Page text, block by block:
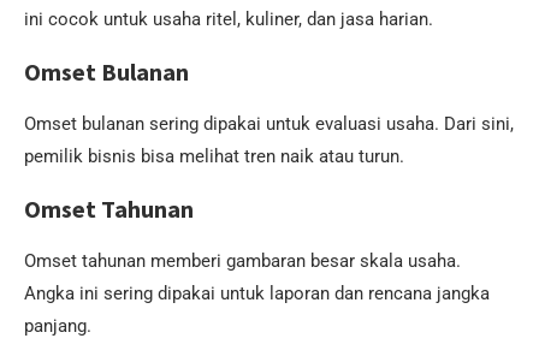
ini cocok untuk usaha ritel, kuliner, dan jasa harian.
Omset Bulanan
Omset bulanan sering dipakai untuk evaluasi usaha. Dari sini,
pemilik bisnis bisa melihat tren naik atau turun.
Omset Tahunan
Omset tahunan memberi gambaran besar skala usaha.
Angka ini sering dipakai untuk laporan dan rencana jangka
panjang.